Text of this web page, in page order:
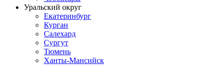
Уральский округ
Екатеринбург
Курган
Салехард
Сургут
Тюмень
Ханты-Мансийск